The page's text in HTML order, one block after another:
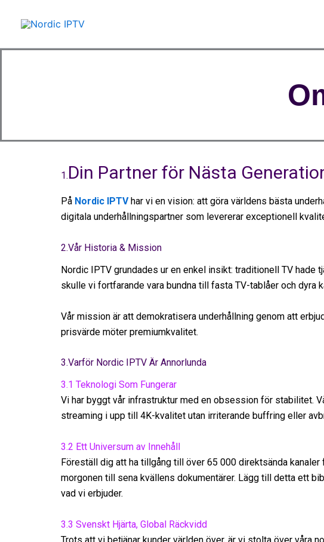
1.Din Partner för Nästa
På Nordic IPTVhar vi en vision: att göra världens bästa
digitala underhållningspartner som levererar exceptionell
2.Vår Historia & Mission
Nordic IPTV grundades ur en enkel insikt: traditionell TV hade
skulle vi fortfarande vara bundna till fasta TV-tablåer och dyra
Vår mission är att demokratisera underhållning genom att
prisvärde möter premiumkvalitet.
3.Varför Nordic IPTV Är Annorlunda
3.1 Teknologi Som Fungerar
Vi har byggt vår infrastruktur med en obsession för stabilitet.
streaming i upp till 4K-kvalitet utan irriterande buffring eller
3.2 Ett Universum av Innehåll
Föreställ dig att ha tillgång till över 65 000 direktsända
morgonen till sena kvällens dokumentärer. Lägg till detta ett
vad vi erbjuder.
3.3 Svenskt Hjärta, Global Räckvidd
Trots att vi betjänar kunder världen över, är vi stolta över våra